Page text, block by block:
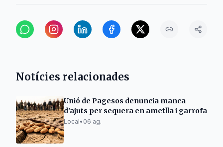
Notícies relacionades
Unió de Pagesos denuncia manca
d'ajuts per sequera en ametlla i garrofa
Local• 06 ag.